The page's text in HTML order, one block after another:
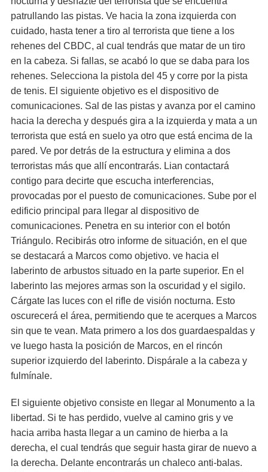
patrullando las pistas. Ve hacia la zona izquierda con
cuidado, hasta tener a tiro al terrorista que tiene a los
rehenes del CBDC, al cual tendrás que matar de un tiro
en la cabeza. Si fallas, se acabó lo que se daba para los
rehenes. Selecciona la pistola del 45 y corre por la pista
de tenis. El siguiente objetivo es el dispositivo de
comunicaciones. Sal de las pistas y avanza por el camino
hacia la derecha y después gira a la izquierda y mata a un
terrorista que está en suelo ya otro que está encima de la
pared. Ve por detrás de la estructura y elimina a dos
terroristas más que allí encontrarás. Lian contactará
contigo para decirte que escucha interferencias,
provocadas por el puesto de comunicaciones. Sube por el
edificio principal para llegar al dispositivo de
comunicaciones. Penetra en su interior con el botón
Triángulo. Recibirás otro informe de situación, en el que
se destacará a Marcos como objetivo. ve hacia el
laberinto de arbustos situado en la parte superior. En el
laberinto las mejores armas son la oscuridad y el sigilo.
Cárgate las luces con el rifle de visión nocturna. Esto
oscurecerá el área, permitiendo que te acerques a Marcos
sin que te vean. Mata primero a los dos guardaespaldas y
ve luego hasta la posición de Marcos, en el rincón
superior izquierdo del laberinto. Dispárale a la cabeza y
fulmínale.
El siguiente objetivo consiste en llegar al Monumento a la
libertad. Si te has perdido, vuelve al camino gris y ve
hacia arriba hasta llegar a un camino de hierba a la
derecha, el cual tendrás que seguir hasta girar de nuevo a
la derecha. Delante encontrarás un chaleco anti-balas.